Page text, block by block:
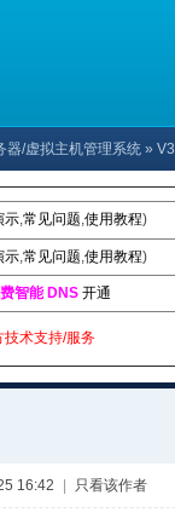
器/虚拟主机管理系统 »
示,常见问题,使用教程)
示,常见问题,使用教程)
智能 DNS 开通
技术支持/服务
16:42 只看该作者